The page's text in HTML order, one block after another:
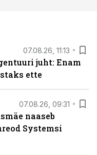
07.08.26, 11:13
juht: Enam
ette
07.08.26, 09:31
naaseb
Systemsi